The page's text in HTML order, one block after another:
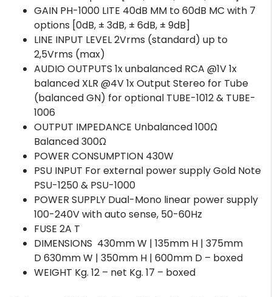
GAIN PH-1000 LITE 40dB MM to 60dB MC with 7
options [0dB, ± 3dB, ± 6dB, ± 9dB]
LINE INPUT LEVEL 2Vrms (standard) up to
2,5Vrms (max)
AUDIO OUTPUTS 1x unbalanced RCA @1V 1x
balanced XLR @4V 1x Output Stereo for Tube
(balanced GN) for optional TUBE-1012 & TUBE-
1006
OUTPUT IMPEDANCE Unbalanced 100Ω
Balanced 300Ω
POWER CONSUMPTION 430W
PSU INPUT For external power supply Gold Note
PSU-1250 & PSU-1000
POWER SUPPLY Dual-Mono linear power supply
100-240V with auto sense, 50-60Hz
FUSE 2A T
DIMENSIONS 430mm W | 135mm H | 375mm
D 630mm W | 350mm H | 600mm D – boxed
WEIGHT Kg. 12 – net Kg. 17 – boxed